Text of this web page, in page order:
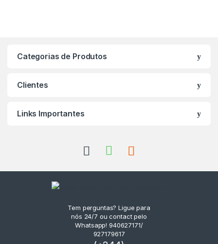
Categorias de Produtos
Clientes
Links Importantes
Tem perguntas? Ligue para
nós 24/7 ou contact pelo
Whatsapp! 940627171/
927179617